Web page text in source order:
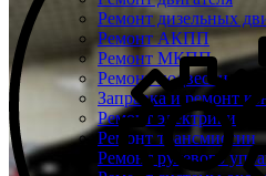
Ремонт дизельных
Ремонт АКПП
Ремонт МКПП
Ремонт подвески
Заправка и ремонт
Ремонт электрики
Ремонт трансмиссии
Ремонт рулевого